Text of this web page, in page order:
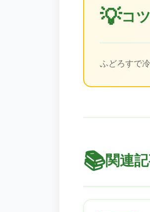
💡コ
ふどろすで
📚関連